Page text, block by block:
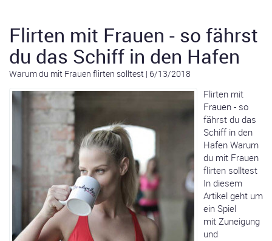
Flirten mit Frauen - so fährst
du das Schiff in den Hafen
Warum du mit Frauen flirten solltest | 6/13/2018
Flirten mit
Frauen - so
fährst du das
Schiff in den
Hafen Warum
du mit Frauen
flirten solltest
In diesem
Artikel geht um
ein Spiel
mit Zuneigung
und